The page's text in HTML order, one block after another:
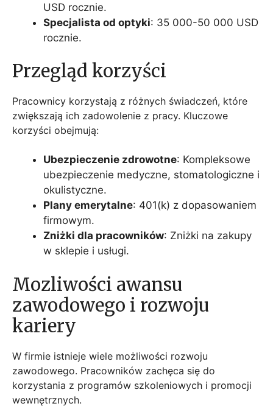
USD rocznie.
Specjalista od optyki: 35 000-50 000 USD
rocznie.
Przegląd korzyści
Pracownicy korzystają z różnych świadczeń, które
zwiększają ich zadowolenie z pracy. Kluczowe
korzyści obejmują:
Ubezpieczenie zdrowotne: Kompleksowe
ubezpieczenie medyczne, stomatologiczne i
okulistyczne.
Plany emerytalne: 401(k) z dopasowaniem
firmowym.
Zniżki dla pracowników: Zniżki na zakupy
w sklepie i usługi.
Mozliwości awansu
zawodowego i rozwoju
kariery
W firmie istnieje wiele możliwości rozwoju
zawodowego. Pracowników zachęca się do
korzystania z programów szkoleniowych i promocji
wewnętrznych.